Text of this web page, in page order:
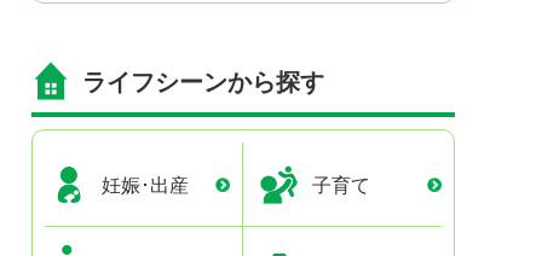
ライフシーンから探す
妊娠･出産 子育て